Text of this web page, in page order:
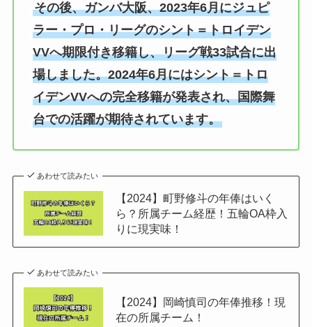
その後、ガンバ大阪、2023年6月にジュピ
ラー・プロ・リーグのシント＝トロイデン
VVへ期限付き移籍し、リーグ戦33試合に出
場しました。2024年6月にはシント＝トロ
イデンVVへの完全移籍が発表され、国際舞
台での活躍が期待されています。
あわせて読みたい
【2024】町野修斗の年俸はいく
ら？所属チーム経歴！五輪OA枠入
りに現実味！
あわせて読みたい
【2024】岡崎慎司の年俸推移！現
在の所属チーム！